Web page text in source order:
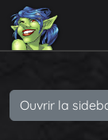
Ouvrir la